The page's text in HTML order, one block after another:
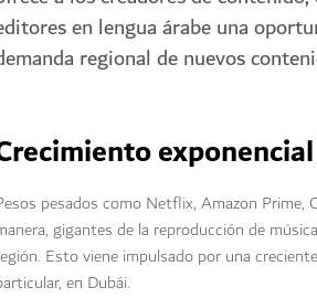
en lengua árabe una
regional de nuevos
pesados como Netflix, Amazon Prime,
gigantes de la reproducción de
Esto viene impulsado por una
en Dubái.